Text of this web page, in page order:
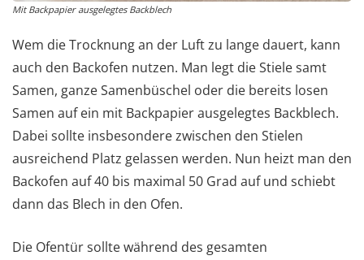
Mit Backpapier ausgelegtes Backblech
Wem die Trocknung an der Luft zu lange dauert, kann
auch den Backofen nutzen. Man legt die Stiele samt
Samen, ganze Samenbüschel oder die bereits losen
Samen auf ein mit Backpapier ausgelegtes Backblech.
Dabei sollte insbesondere zwischen den Stielen
ausreichend Platz gelassen werden. Nun heizt man den
Backofen auf 40 bis maximal 50 Grad auf und schiebt
dann das Blech in den Ofen.
Die Ofentür sollte während des gesamten